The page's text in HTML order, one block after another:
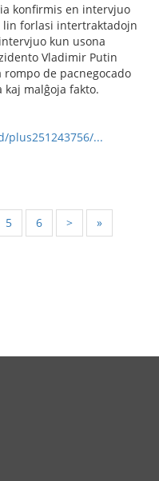
konfirmis en intervjuo
lin forlasi intertraktadojn
kun usona
Vladimir Putin
de pacnegocado
malĝoja fakto.
...
5 6 > »